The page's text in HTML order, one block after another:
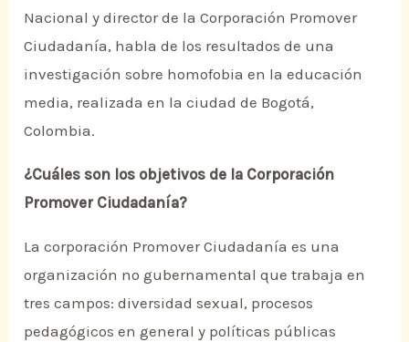
Nacional y director de la Corporación Promover
Ciudadanía, habla de los resultados de una
investigación sobre homofobia en la educación
media, realizada en la ciudad de Bogotá,
Colombia.
¿Cuáles son los objetivos de la Corporación
Promover Ciudadanía?
La corporación Promover Ciudadanía es una
organización no gubernamental que trabaja en
tres campos: diversidad sexual, procesos
pedagógicos en general y políticas públicas